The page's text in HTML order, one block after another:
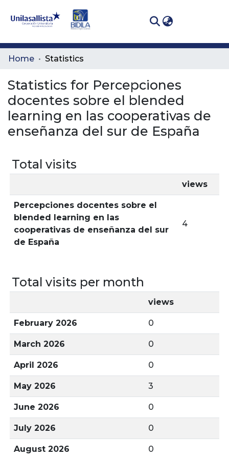
Communities
All of DSpace
Home Statistics
Statistics for Percepciones
docentes sobre el blended
learning en las cooperativas de
enseñanza del sur de España
Total visits
views
Percepciones docentes sobre el
blended learning en las
cooperativas de enseñanza del sur
de España
4
Total visits per month
views
February 2026 0
March 2026 0
April 2026 0
May 2026 3
June 2026 0
July 2026 0
August 2026 0